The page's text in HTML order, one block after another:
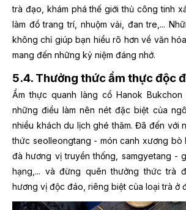
trà đạo, khám phá thế giới thủ công tinh
làm đồ trang trí, nhuộm vải, đan tre,...
không chỉ giúp bạn hiểu rõ hơn về văn
mang đến những kỷ niệm đáng nhớ.
5.4. Thưởng thức ẩm thực độc
Ẩm thực quanh làng cổ Hanok
những điều làm nên nét đặc biệt của
nhiều khách du lịch ghé thăm. Đã đến với
thức seolleongtang - món canh xương bò
đà hương vị truyền thống, samgyetang -
hạng,... và đừng quên thưởng thức trà
hương vị độc đáo, riêng biệt của loại trà ở